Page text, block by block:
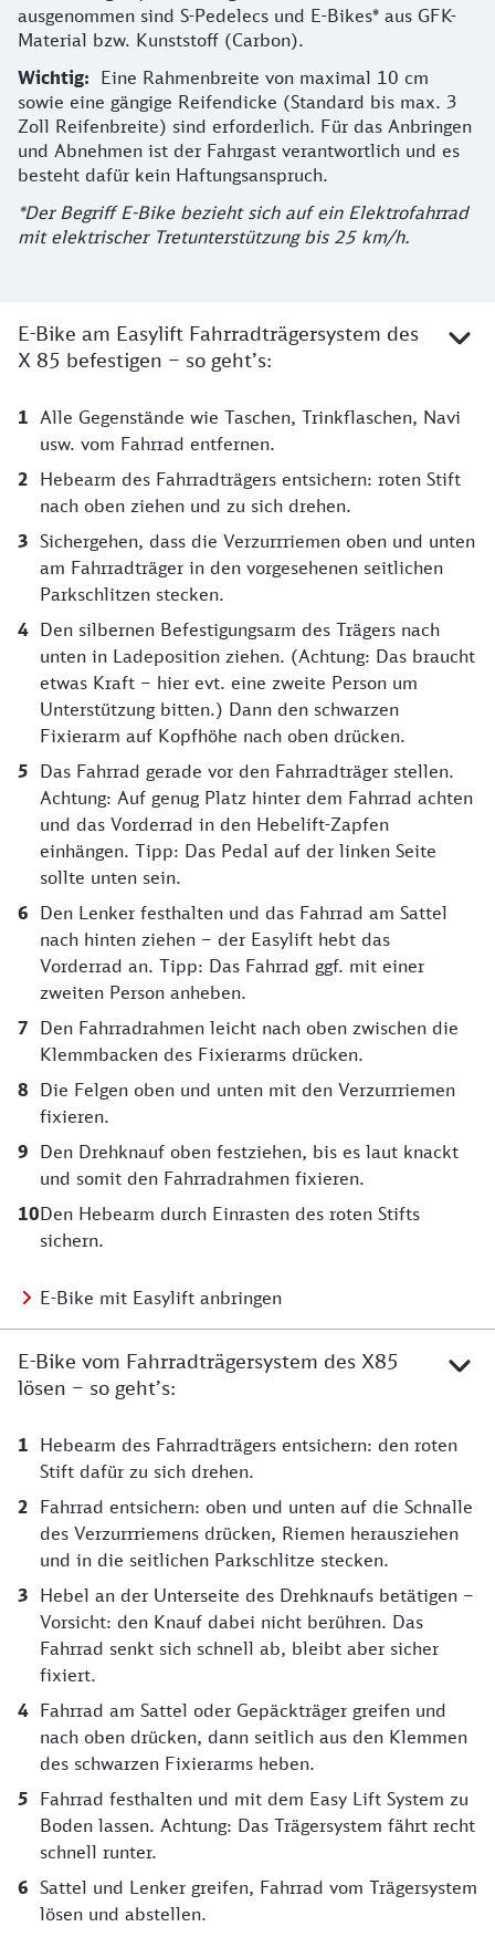
ausgenommen sind S-Pedelecs und E-Bikes* aus GFK-
Material bzw. Kunststoff (Carbon).
Wichtig: Eine Rahmenbreite von maximal 10 cm
sowie eine gängige Reifendicke (Standard bis max. 3
Zoll Reifenbreite) sind erforderlich. Für das Anbringen
und Abnehmen ist der Fahrgast verantwortlich und es
besteht dafür kein Haftungsanspruch.
*Der Begriff E-Bike bezieht sich auf ein Elektrofahrrad
mit elektrischer Tretunterstützung bis 25 km/h.
E-Bike am Easylift Fahrradträgersystem des
X 85 befestigen – so geht’s:
So funktioniert's:
Alle Gegenstände wie Taschen, Trinkflaschen, Navi
usw. vom Fahrrad entfernen.
Hebearm des Fahrradträgers entsichern: roten Stift
nach oben ziehen und zu sich drehen.
Sichergehen, dass die Verzurrriemen oben und unten
am Fahrradträger in den vorgesehenen seitlichen
Parkschlitzen stecken.
Den silbernen Befestigungsarm des Trägers nach
unten in Ladeposition ziehen. (Achtung: Das braucht
etwas Kraft – hier evt. eine zweite Person um
Unterstützung bitten.) Dann den schwarzen
Fixierarm auf Kopfhöhe nach oben drücken.
Das Fahrrad gerade vor den Fahrradträger stellen.
Achtung: Auf genug Platz hinter dem Fahrrad achten
und das Vorderrad in den Hebelift-Zapfen
einhängen. Tipp: Das Pedal auf der linken Seite
sollte unten sein.
Den Lenker festhalten und das Fahrrad am Sattel
nach hinten ziehen – der Easylift hebt das
Vorderrad an. Tipp: Das Fahrrad ggf. mit einer
zweiten Person anheben.
Den Fahrradrahmen leicht nach oben zwischen die
Klemmbacken des Fixierarms drücken.
Die Felgen oben und unten mit den Verzurrriemen
fixieren.
Den Drehknauf oben festziehen, bis es laut knackt
und somit den Fahrradrahmen fixieren.
Den Hebearm durch Einrasten des roten Stifts
sichern.
Video: Fahrrad anbringen
E-Bike mit Easylift anbringen
E-Bike vom Fahrradträgersystem des X85
lösen – so geht’s:
Hebearm des Fahrradträgers entsichern: den roten
Stift dafür zu sich drehen.
Fahrrad entsichern: oben und unten auf die Schnalle
des Verzurrriemens drücken, Riemen herausziehen
und in die seitlichen Parkschlitze stecken.
Hebel an der Unterseite des Drehknaufs betätigen –
Vorsicht: den Knauf dabei nicht berühren. Das
Fahrrad senkt sich schnell ab, bleibt aber sicher
fixiert.
Fahrrad am Sattel oder Gepäckträger greifen und
nach oben drücken, dann seitlich aus den Klemmen
des schwarzen Fixierarms heben.
Fahrrad festhalten und mit dem Easy Lift System zu
Boden lassen. Achtung: Das Trägersystem fährt recht
schnell runter.
Sattel und Lenker greifen, Fahrrad vom Trägersystem
lösen und abstellen.